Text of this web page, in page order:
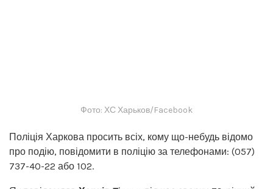
Фото: ХС Харьков/Facebook
Поліція Харкова просить всіх, кому що-небудь відомо
про подію, повідомити в поліцію за телефонами: (057)
737-40-22 або 102.